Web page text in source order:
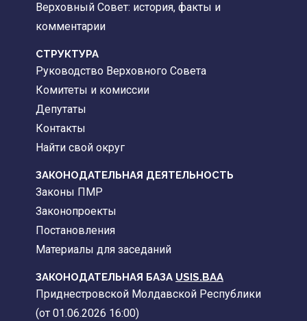
Верховный Совет: история, факты и
комментарии
CТРУКТУРА
Руководство Верховного Совета
Комитеты и комиссии
Депутаты
Контакты
Найти свой округ
ЗАКОНОДАТЕЛЬНАЯ ДЕЯТЕЛЬНОСТЬ
Законы ПМР
Законопроекты
Постановления
Материалы для заседаний
ЗАКОНОДАТЕЛЬНАЯ БАЗА USIS.BAA
Приднестровской Молдавской Республики
(от 01.06.2026 16:00)